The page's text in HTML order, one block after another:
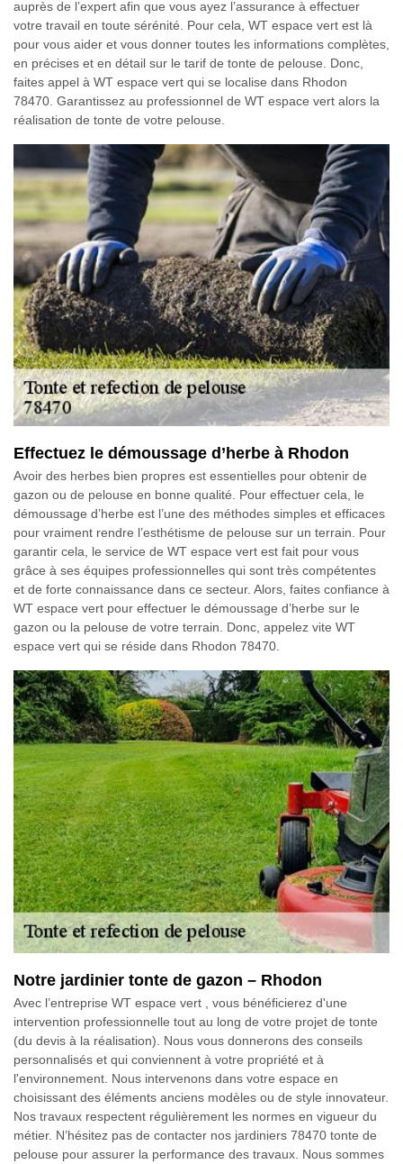
auprès de l’expert afin que vous ayez l’assurance à effectuer
votre travail en toute sérénité. Pour cela, WT espace vert est là
pour vous aider et vous donner toutes les informations complètes,
en précises et en détail sur le tarif de tonte de pelouse. Donc,
faites appel à WT espace vert qui se localise dans Rhodon
78470. Garantissez au professionnel de WT espace vert alors la
réalisation de tonte de votre pelouse.
Effectuez le démoussage d’herbe à Rhodon
Avoir des herbes bien propres est essentielles pour obtenir de
gazon ou de pelouse en bonne qualité. Pour effectuer cela, le
démoussage d’herbe est l’une des méthodes simples et efficaces
pour vraiment rendre l’esthétisme de pelouse sur un terrain. Pour
garantir cela, le service de WT espace vert est fait pour vous
grâce à ses équipes professionnelles qui sont très compétentes
et de forte connaissance dans ce secteur. Alors, faites confiance à
WT espace vert pour effectuer le démoussage d’herbe sur le
gazon ou la pelouse de votre terrain. Donc, appelez vite WT
espace vert qui se réside dans Rhodon 78470.
Notre jardinier tonte de gazon – Rhodon
Avec l’entreprise WT espace vert , vous bénéficierez d'une
intervention professionnelle tout au long de votre projet de tonte
(du devis à la réalisation). Nous vous donnerons des conseils
personnalisés et qui conviennent à votre propriété et à
l'environnement. Nous intervenons dans votre espace en
choisissant des éléments anciens modèles ou de style innovateur.
Nos travaux respectent régulièrement les normes en vigueur du
métier. N’hésitez pas de contacter nos jardiniers 78470 tonte de
pelouse pour assurer la performance des travaux. Nous sommes